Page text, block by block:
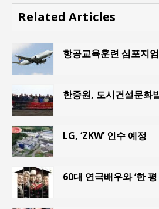
Related Articles
항공교육훈련 심포지
한중원, 도시건설문화
LG, ‘ZKW’ 인수 예정
60대 연극배우와 ‘한 평